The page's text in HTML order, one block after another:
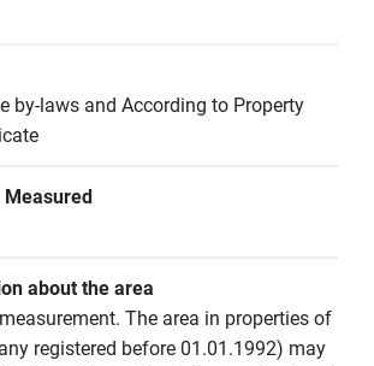
by-laws and According to Property
Measured
about the area
The area in properties of
registered before 01.01.1992) may